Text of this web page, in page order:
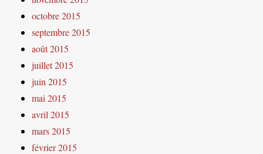
octobre 2015
septembre 2015
août 2015
juillet 2015
juin 2015
mai 2015
avril 2015
mars 2015
février 2015